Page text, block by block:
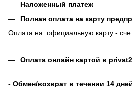
Наложенный платеж
Полная оплата на карту
Оплата на официальную карту -
Оплата онлайн картой в
- Обмен/возврат в течении 14